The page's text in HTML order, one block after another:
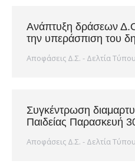
Ανάπτυξη δράσεων
την υπεράσπιση του
Αποφάσεις Δ.Σ. - Δελτία Τύπου
Συγκέντρωση
Παιδείας Παρασκευή
Αποφάσεις Δ.Σ. - Δελτία Τύπου